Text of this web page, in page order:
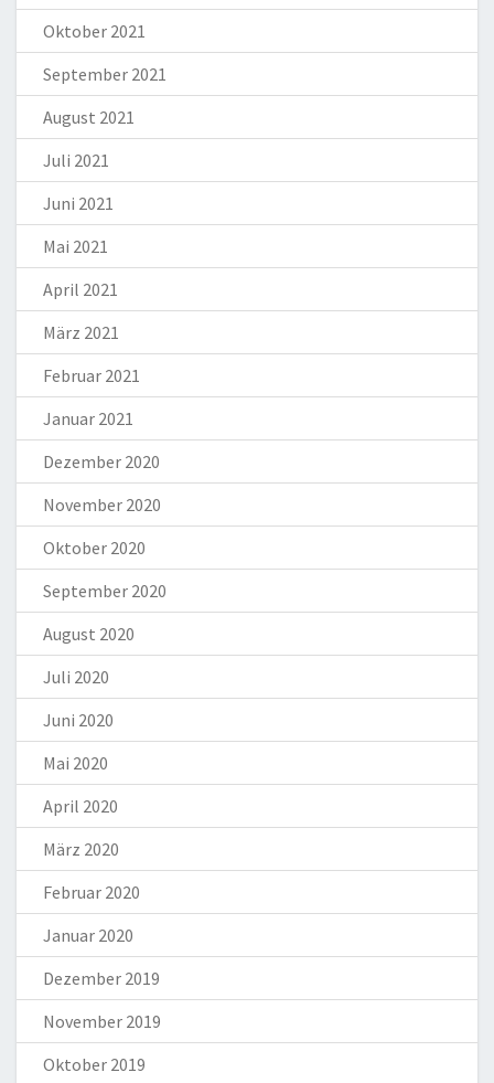
Oktober 2021
September 2021
August 2021
Juli 2021
Juni 2021
Mai 2021
April 2021
März 2021
Februar 2021
Januar 2021
Dezember 2020
November 2020
Oktober 2020
September 2020
August 2020
Juli 2020
Juni 2020
Mai 2020
April 2020
März 2020
Februar 2020
Januar 2020
Dezember 2019
November 2019
Oktober 2019